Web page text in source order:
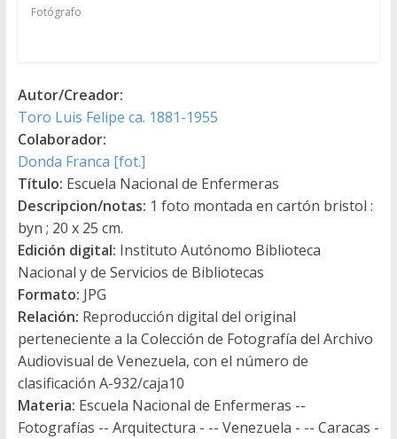
Fotógrafo
Autor/Creador:
Toro Luis Felipe ca. 1881-1955
Colaborador:
Donda Franca [fot.]
Título: Escuela Nacional de Enfermeras
Descripcion/notas: 1 foto montada en cartón bristol :
byn ; 20 x 25 cm.
Edición digital: Instituto Autónomo Biblioteca
Nacional y de Servicios de Bibliotecas
Formato: JPG
Relación: Reproducción digital del original
perteneciente a la Colección de Fotografía del Archivo
Audiovisual de Venezuela, con el número de
clasificación A-932/caja10
Materia: Escuela Nacional de Enfermeras --
Fotografías -- Arquitectura - -- Venezuela - -- Caracas -